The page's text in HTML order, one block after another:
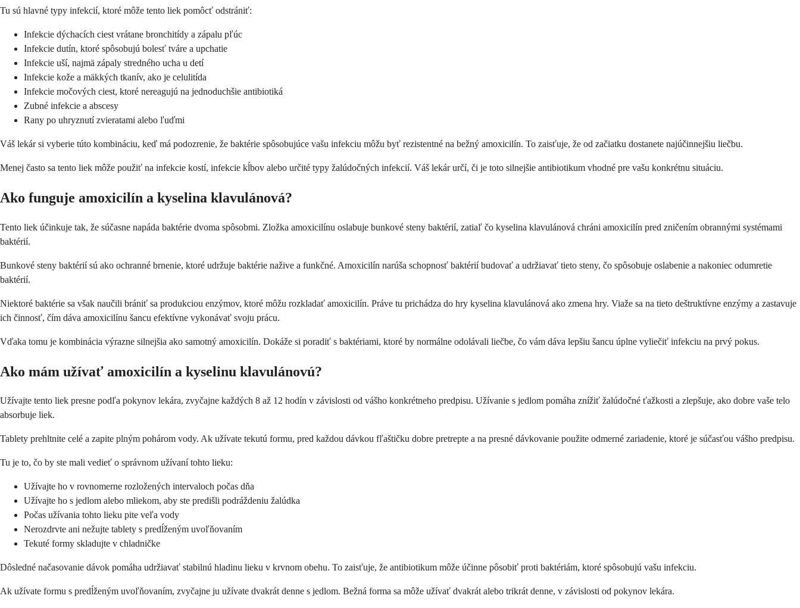
Tu sú hlavné typy infekcií, ktoré môže tento liek pomôcť odstrániť:
Infekcie dýchacích ciest vrátane bronchitídy a zápalu pľúc
Infekcie dutín, ktoré spôsobujú bolesť tváre a upchatie
Infekcie uší, najmä zápaly stredného ucha u detí
Infekcie kože a mäkkých tkanív, ako je celulitída
Infekcie močových ciest, ktoré nereagujú na jednoduchšie antibiotiká
Zubné infekcie a abscesy
Rany po uhryznutí zvieratami alebo ľuďmi
Váš lekár si vyberie túto kombináciu, keď má podozrenie, že baktérie spôsobujúce vašu infekciu môžu byť rezistentné na bežný amoxicilín. To zaisťuje, že od začiatku dostanete najúčinnejšiu liečbu.
Menej často sa tento liek môže použiť na infekcie kostí, infekcie kĺbov alebo určité typy žalúdočných infekcií. Váš lekár určí, či je toto silnejšie antibiotikum vhodné pre vašu konkrétnu situáciu.
Ako funguje amoxicilín a kyselina klavulánová?
Tento liek účinkuje tak, že súčasne napáda baktérie dvoma spôsobmi. Zložka amoxicilínu oslabuje bunkové steny baktérií, zatiaľ čo kyselina klavulánová chráni amoxicilín pred zničením obrannými systémami
baktérií.
Bunkové steny baktérií sú ako ochranné brnenie, ktoré udržuje baktérie nažive a funkčné. Amoxicilín narúša schopnosť baktérií budovať a udržiavať tieto steny, čo spôsobuje oslabenie a nakoniec odumretie
baktérií.
Niektoré baktérie sa však naučili brániť sa produkciou enzýmov, ktoré môžu rozkladať amoxicilín. Práve tu prichádza do hry kyselina klavulánová ako zmena hry. Viaže sa na tieto deštruktívne enzýmy a zastavuje
ich činnosť, čím dáva amoxicilínu šancu efektívne vykonávať svoju prácu.
Vďaka tomu je kombinácia výrazne silnejšia ako samotný amoxicilín. Dokáže si poradiť s baktériami, ktoré by normálne odolávali liečbe, čo vám dáva lepšiu šancu úplne vyliečiť infekciu na prvý pokus.
Ako mám užívať amoxicilín a kyselinu klavulánovú?
Užívajte tento liek presne podľa pokynov lekára, zvyčajne každých 8 až 12 hodín v závislosti od vášho konkrétneho predpisu. Užívanie s jedlom pomáha znížiť žalúdočné ťažkosti a zlepšuje, ako dobre vaše telo
absorbuje liek.
Tablety prehltnite celé a zapite plným pohárom vody. Ak užívate tekutú formu, pred každou dávkou fľaštičku dobre pretrepte a na presné dávkovanie použite odmerné zariadenie, ktoré je súčasťou vášho predpisu.
Tu je to, čo by ste mali vedieť o správnom užívaní tohto lieku:
Užívajte ho v rovnomerne rozložených intervaloch počas dňa
Užívajte ho s jedlom alebo mliekom, aby ste predišli podráždeniu žalúdka
Počas užívania tohto lieku pite veľa vody
Nerozdrvte ani nežujte tablety s predĺženým uvoľňovaním
Tekuté formy skladujte v chladničke
Dôsledné načasovanie dávok pomáha udržiavať stabilnú hladinu lieku v krvnom obehu. To zaisťuje, že antibiotikum môže účinne pôsobiť proti baktériám, ktoré spôsobujú vašu infekciu.
Ak užívate formu s predĺženým uvoľňovaním, zvyčajne ju užívate dvakrát denne s jedlom. Bežná forma sa môže užívať dvakrát alebo trikrát denne, v závislosti od pokynov lekára.